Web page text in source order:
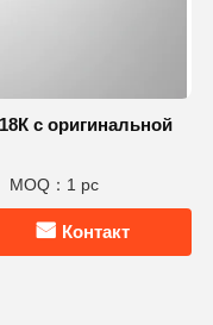
с оригинальной
MOQ：1 pc
Контакт